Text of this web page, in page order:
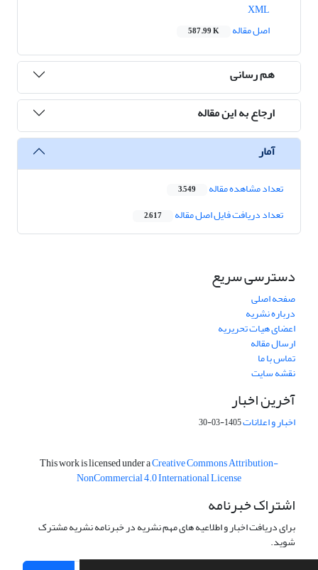
اصل مقاله
587.99 K
هم رسانی
ارجاع به این مقاله
آمار
تعداد مشاهده مقاله 3,549
تعداد دریافت فایل اصل مقاله 2,617
دسترسی سریع
صفحه اصلی
درباره نشریه
اعضای هیات تحریریه
ارسال مقاله
تماس با ما
نقشه سایت
آخرین اخبار
اخبار و اعلانات1405-03-30
This work is licensed under aCreative Commons Attribution-
NonCommercial 4.0 International License
اشتراک خبرنامه
برای دریافت اخبار و اطلاعیه های مهم نشریه در خبرنامه نشریه مشترک
شوید.